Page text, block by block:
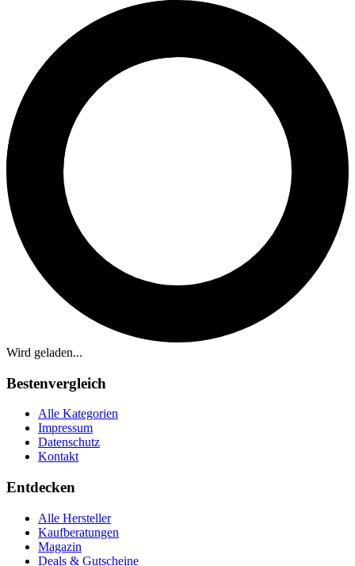
Wird geladen...
Bestenvergleich
Alle Kategorien
Impressum
Datenschutz
Kontakt
Entdecken
Alle Hersteller
Kaufberatungen
Magazin
Deals & Gutscheine